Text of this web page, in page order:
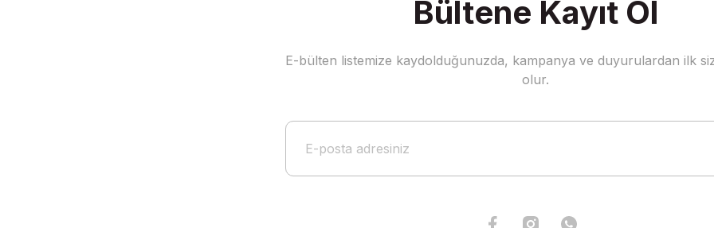
Gönder
Bültene Kayıt Ol
E-bülten listemize kaydolduğunuzda, kampanya ve duyurulardan ilk
olur.